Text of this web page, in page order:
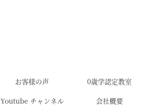
お客様の声 0歳学認定教室
Youtube チャンネル 会社概要